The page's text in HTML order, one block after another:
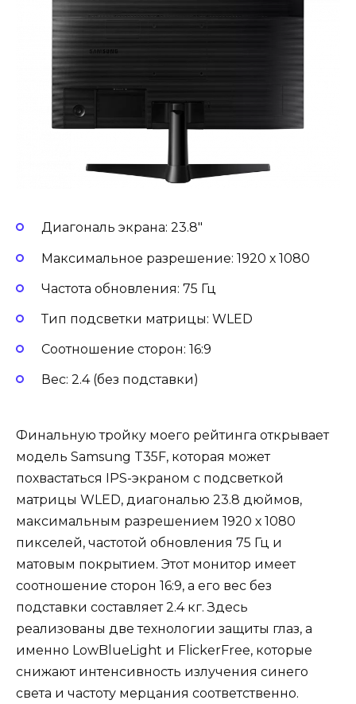
Диагональ экрана: 23.8″
Максимальное разрешение: 1920 х 1080
Частота обновления: 75 Гц
Тип подсветки матрицы: WLED
Соотношение сторон: 16:9
Вес: 2.4 (без подставки)
Финальную тройку моего рейтинга открывает
модель Samsung T35F, которая может
похвастаться IPS-экраном с подсветкой
матрицы WLED, диагональю 23.8 дюймов,
максимальным разрешением 1920 х 1080
пикселей, частотой обновления 75 Гц и
матовым покрытием. Этот монитор имеет
соотношение сторон 16:9, а его вес без
подставки составляет 2.4 кг. Здесь
реализованы две технологии защиты глаз, а
именно LowBlueLight и FlickerFree, которые
снижают интенсивность излучения синего
света и частоту мерцания соответственно.